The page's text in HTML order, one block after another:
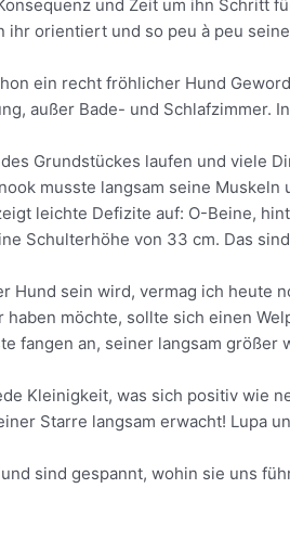
und Zeit um ihn Schritt
orientiert und so peu à peu
ein recht fröhlicher Hund
außer Bade- und Schlafzimmer.
Grundstückes laufen und viele
musste langsam seine
leichte Defizite auf: O-Beine,
Schulterhöhe von 33 cm. Das
sein wird, vermag ich heute
möchte, sollte sich einen
fangen an, seiner langsam größer
Kleinigkeit, was sich positiv wie
Starre langsam erwacht! Lupa
sind gespannt, wohin sie uns